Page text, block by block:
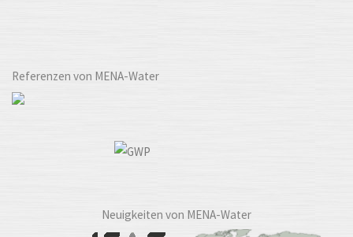
Referenzen von MENA-Water
Neuigkeiten von MENA-Water